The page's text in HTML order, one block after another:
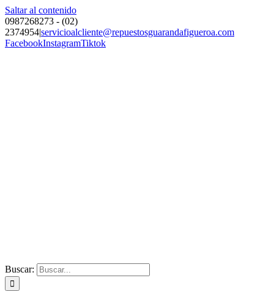
Saltar al contenido
0987268273 - (02)
2374954|servicioalcliente@repuestosguarandafigueroa.com
FacebookInstagramTiktok
Buscar: